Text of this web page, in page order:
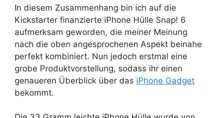
In diesem Zusammenhang bin ich auf die
Kickstarter finanzierte iPhone Hülle Snap! 6
aufmerksam geworden, die meiner Meinung
nach die oben angesprochenen Aspekt beinahe
perfekt kombiniert. Nun jedoch erstmal eine
grobe Produktvorstellung, sodass ihr einen
genaueren Überblick über das iPhone Gadget
bekommt.